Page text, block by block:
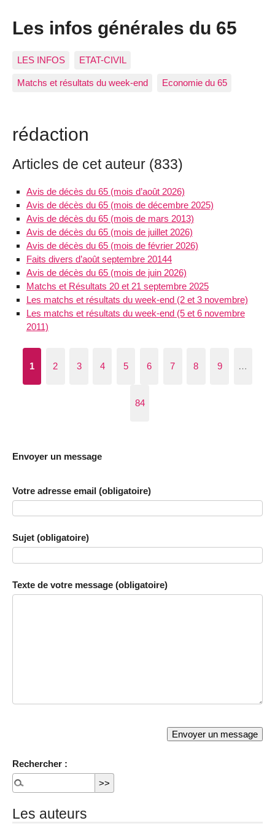
Les infos générales du 65
LES INFOS ETAT-CIVIL
Matchs et résultats du week-end Economie du 65
rédaction
Articles de cet auteur (833)
Avis de décès du 65 (mois d’août 2026)
Avis de décès du 65 (mois de décembre 2025)
Avis de décès du 65 (mois de mars 2013)
Avis de décès du 65 (mois de juillet 2026)
Avis de décès du 65 (mois de février 2026)
Faits divers d’août septembre 20144
Avis de décès du 65 (mois de juin 2026)
Matchs et Résultats 20 et 21 septembre 2025
Les matchs et résultats du week-end (2 et 3 novembre)
Les matchs et résultats du week-end (5 et 6 novembre
2011)
1 2 3 4 5 6 7 8 9 …
84
Envoyer un message
Votre adresse email (obligatoire)
Sujet (obligatoire)
Texte de votre message (obligatoire)
Rechercher :
Les auteurs